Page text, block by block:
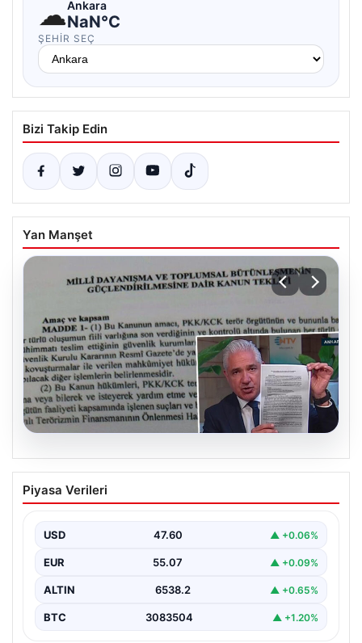
☁Ankara
NaN°C
ŞEHIR SEÇ
Bizi Takip Edin
Yan Manşet
05.08.2026
Süreç yasası teklifi tamamlandı. İşte
madde madde kanun teklifi ve
Piyasa Verileri
USD 47.60 ▲ +0.06%
EUR 55.07 ▲ +0.09%
ALTIN 6538.2 ▲ +0.65%
BTC 3083504 ▲ +1.20%